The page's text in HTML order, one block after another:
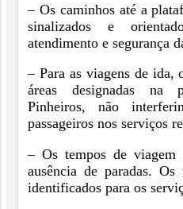
– Os caminhos até a
sinalizados e
atendimento e segurança
– Para as viagens de ida,
áreas designadas na
Pinheiros, não
passageiros nos serviços
– Os tempos de viagem
ausência de paradas. Os
identificados para os